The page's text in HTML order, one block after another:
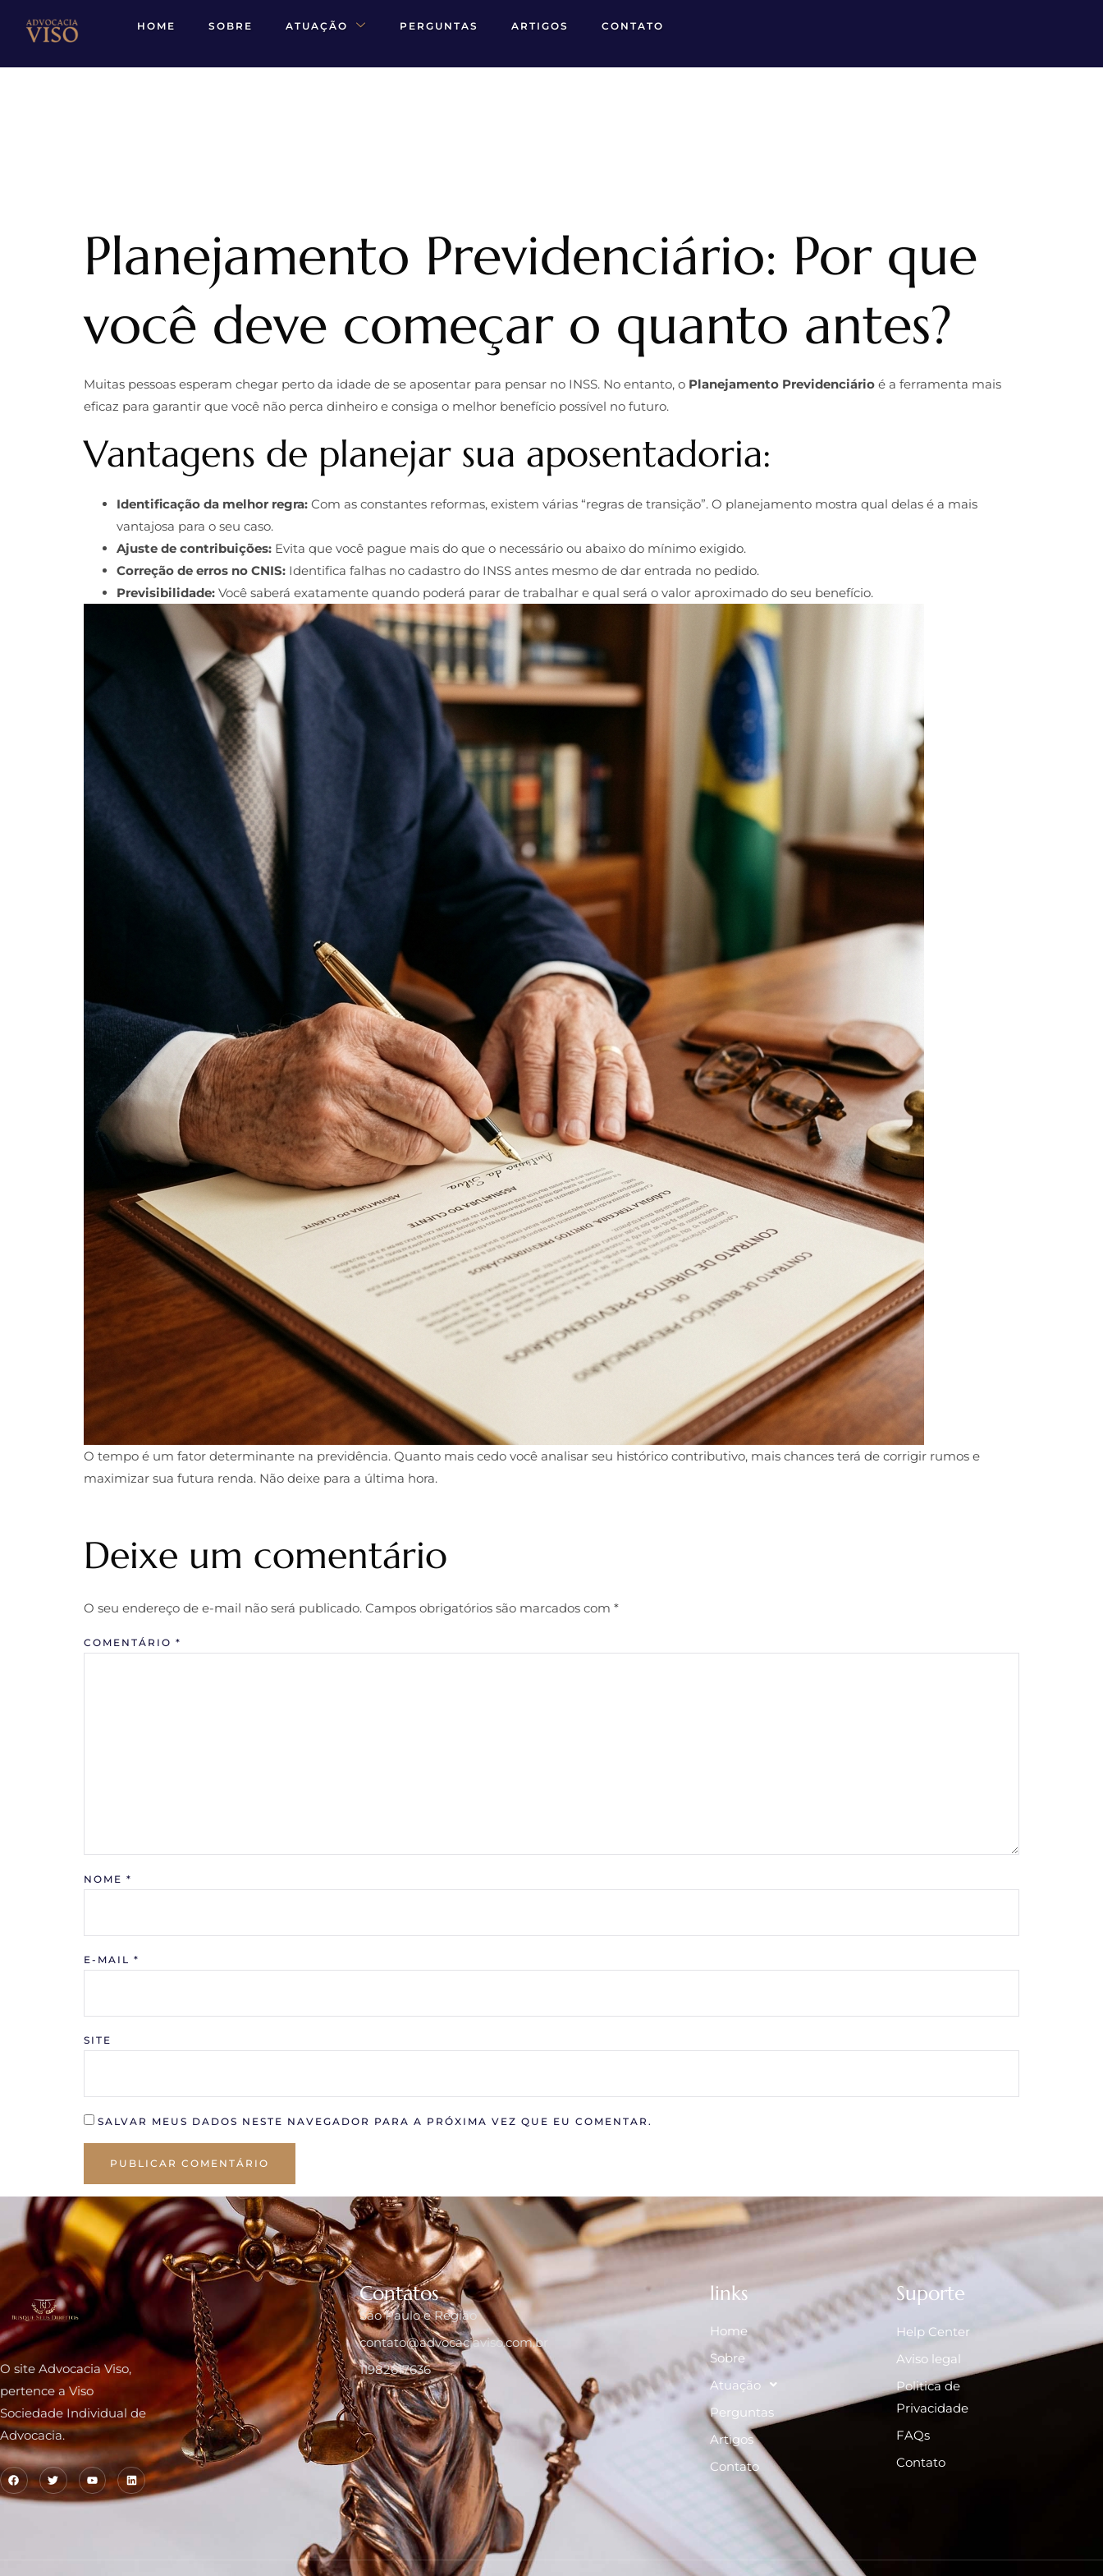
HOME SOBRE ATUAÇÃO PERGUNTAS ARTIGOS CONTATO
Planejamento Previdenciário: Por que
você deve começar o quanto antes?
Muitas pessoas esperam chegar perto da idade de se aposentar para pensar no INSS. No entanto, o Planejamento Previdenciário é a ferramenta mais
eficaz para garantir que você não perca dinheiro e consiga o melhor benefício possível no futuro.
Vantagens de planejar sua aposentadoria:
Identificação da melhor regra: Com as constantes reformas, existem várias “regras de transição”. O planejamento mostra qual delas é a mais
vantajosa para o seu caso.
Ajuste de contribuições: Evita que você pague mais do que o necessário ou abaixo do mínimo exigido.
Correção de erros no CNIS: Identifica falhas no cadastro do INSS antes mesmo de dar entrada no pedido.
Previsibilidade: Você saberá exatamente quando poderá parar de trabalhar e qual será o valor aproximado do seu benefício.
O tempo é um fator determinante na previdência. Quanto mais cedo você analisar seu histórico contributivo, mais chances terá de corrigir rumos e
maximizar sua futura renda. Não deixe para a última hora.
Deixe um comentário
O seu endereço de e-mail não será publicado. Campos obrigatórios são marcados com *
COMENTÁRIO *
NOME *
E-MAIL *
SITE
SALVAR MEUS DADOS NESTE NAVEGADOR PARA A PRÓXIMA VEZ QUE EU COMENTAR.
O site Advocacia Viso,
pertence a Viso
Sociedade Individual de
Advocacia.
Contatos
São Paulo e Região
contato@advocaciaviso.com.br
11982617636
links
Home
Sobre
Atuação
Perguntas
Artigos
Contato
Suporte
Help Center
Aviso legal
Politica de
Privacidade
FAQs
Contato